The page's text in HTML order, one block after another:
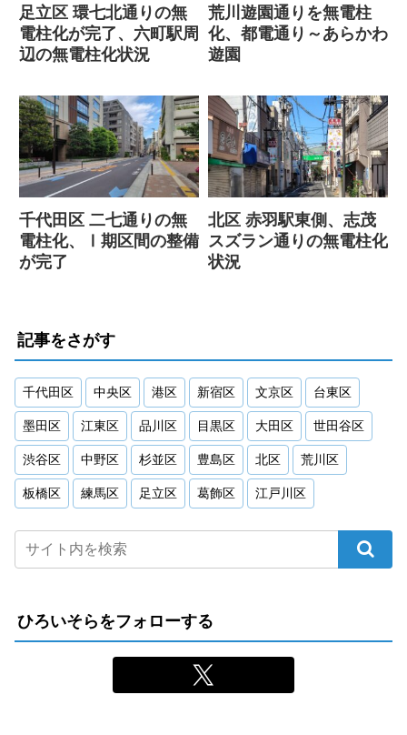
足立区 環七北通りの無
電柱化が完了、六町駅周
辺の無電柱化状況
荒川遊園通りを無電柱
化、都電通り～あらかわ
遊園
千代田区 二七通りの無
電柱化、Ⅰ期区間の整備
が完了
北区 赤羽駅東側、志茂
スズラン通りの無電柱化
状況
記事をさがす
千代田区 中央区 港区 新宿区 文京区 台東区
墨田区 江東区 品川区 目黒区 大田区 世田谷区
渋谷区 中野区 杉並区 豊島区 北区 荒川区
板橋区 練馬区 足立区 葛飾区 江戸川区
ひろいそらをフォローする